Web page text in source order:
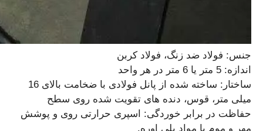
جنس: فولاد ضد زنگ، فولاد کربن
اندازه: 5 متر یا 6 متر در هر واحد
ساختار: ساخته شده از پانل فولادی با ضخامت بالای 16
میلی متر، قوس، دنده های تقویت شده روی سطح
حفاظت در برابر خوردگی: اسپری حرارتی روی و پوشش
مهر و موم یا مواد پلی اوره.